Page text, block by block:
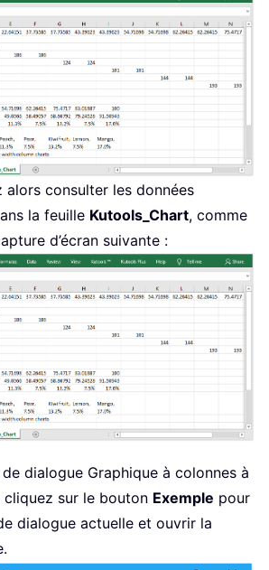
alors consulter les données
la feuille Kutools_Chart, comme
d’écran suivante :
dialogue Graphique à colonnes à
cliquez sur le bouton Exemple pour
dialogue actuelle et ouvrir la